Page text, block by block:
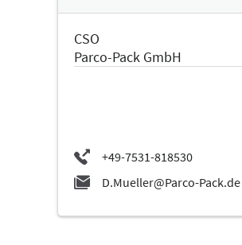
CSO
Parco-Pack GmbH